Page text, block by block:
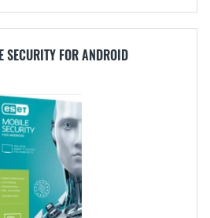
SECURITY FOR ANDROID